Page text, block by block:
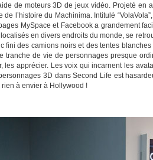
de moteurs 3D de jeux vidéo. Projeté en
de l’histoire du Machinima. Intitulé
MySpace et Facebook a grandement
localisés en divers endroits du monde, se
fini des camions noirs et des tentes
tranche de vie de personnages presque
les apprécier. Les voix qui incarnent les
3D dans Second Life est
rien à envier à Hollywood !